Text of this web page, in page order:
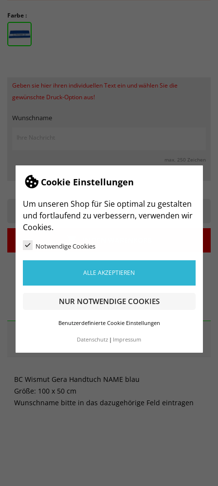
Cookie Einstellungen
Um unseren Shop für Sie optimal zu gestalten
und fortlaufend zu verbessern, verwenden wir
Cookies.
Notwendige Cookies
ALLE AKZEPTIEREN
NUR NOTWENDIGE COOKIES
Benutzerdefinierte Cookie Einstellungen
Datenschutz Impressum
Farbe :
Geben sie hier ihren individuellen Text ein und wählen Sie die
gewünschte Druck-Option aus!
Wunschname
max. 250 Zeichen
BESCHREIBUNG
ARTIKELDETAILS
BC Wismut Gera Handtuch NAME blau
Größe: 100 x 50 cm
Wunschname bitte in das dazugehörige Feld eintragen